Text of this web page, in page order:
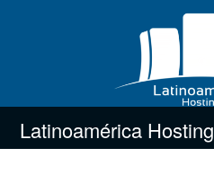
Latinoamérica Hosting